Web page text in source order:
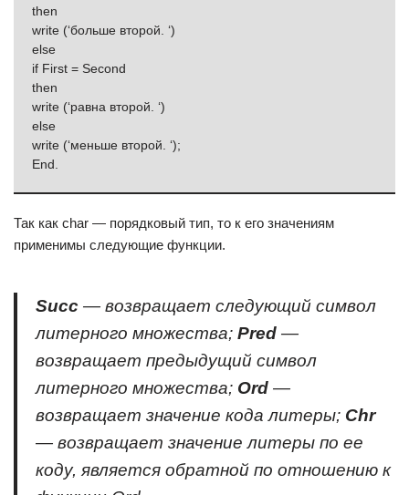
then
write (‘больше второй. ‘)
else
if First = Second
then
write (‘равна второй. ‘)
else
write (‘меньше второй. ‘);
Еnd.
Так как char — порядковый тип, то к его значениям
применимы следующие функции.
Succ — возвращает следующий символ
литерного множества; Pred —
возвращает предыдущий символ
литерного множества; Ord —
возвращает значение кода литеры; Chr
— возвращает значение литеры по ее
коду, является обратной по отношению к